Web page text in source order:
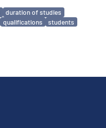
duration of studies
qualifications students